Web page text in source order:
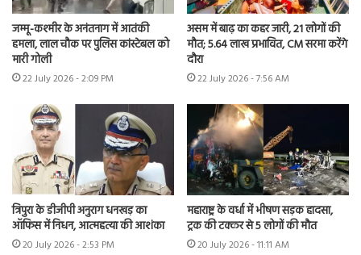
जम्मू-कश्मीर के अनंतनाग में आतंकी
हमला, लाल चौक पर पुलिस कांस्टेबल को
मारी गोली
22 July 2026 - 2:09 PM
असम में बाढ़ का कहर जारी, 21 लोगों की
मौत; 5.64 लाख प्रभावित, CM सरमा करेंगे
दौरा
22 July 2026 - 7:56 AM
त्रिपुरा के डीजीपी अनुराग धनखड़ का
ऑफिस में निधन, आत्महत्या की आशंका
20 July 2026 - 2:53 PM
महाराष्ट्र के वर्धा में भीषण सड़क हादसा,
ट्रक की टक्कर से 5 लोगों की मौत
20 July 2026 - 11:11 AM